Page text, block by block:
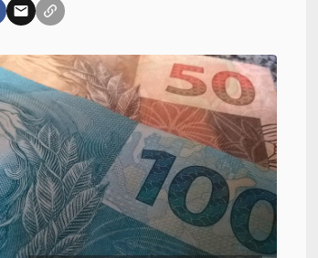
inscreva-se
aceito e concordo com os Termos de Uso e Política de